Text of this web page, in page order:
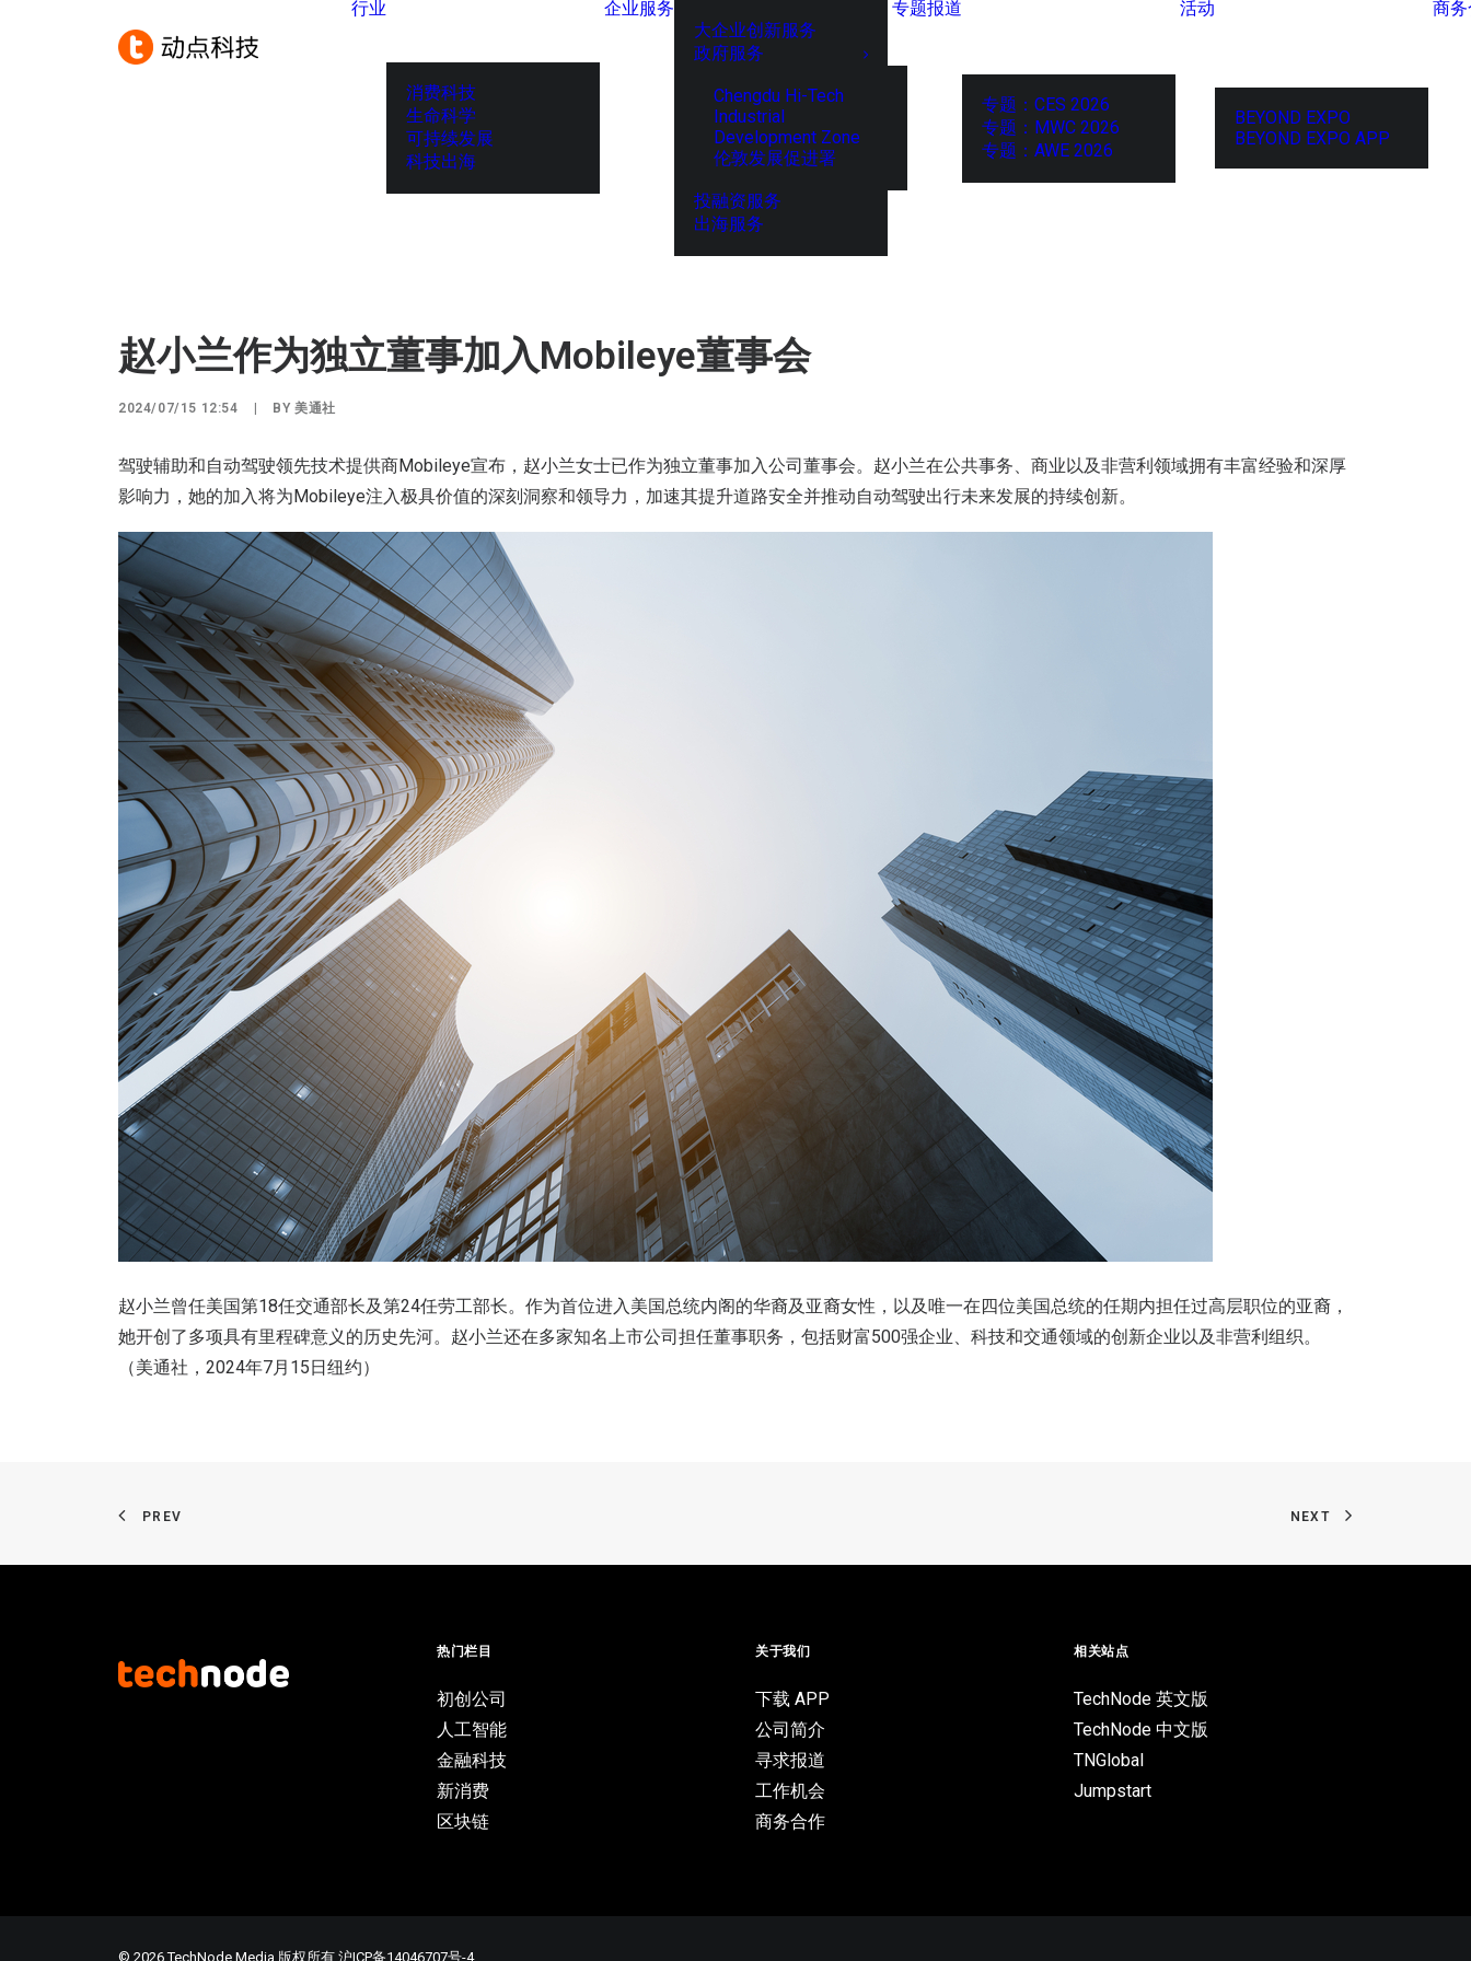
行业
消费科技
生命科学
可持续发展
科技出海
企业服务
大企业创新服务
政府服务
Chengdu Hi-Tech
Industrial
Development Zone
伦敦发展促进署
投融资服务
出海服务
专题报道
专题：CES 2026
专题：MWC 2026
专题：AWE 2026
活动
BEYOND EXPO
BEYOND EXPO APP
商
赵小兰作为独立董事加入Mobileye董事会
2024/07/15 12:54 BY美通社
驾驶辅助和自动驾驶领先技术提供商Mobileye宣布，赵小兰女士已作为独立董事加入公司董事会。赵小兰在公共事务、商业以及非营利领域拥有丰富经验和深厚
影响力，她的加入将为Mobileye注入极具价值的深刻洞察和领导力，加速其提升道路安全并推动自动驾驶出行未来发展的持续创新。
赵小兰曾任美国第18任交通部长及第24任劳工部长。作为首位进入美国总统内阁的华裔及亚裔女性，以及唯一在四位美国总统的任期内担任过高层职位的亚裔，
她开创了多项具有里程碑意义的历史先河。赵小兰还在多家知名上市公司担任董事职务，包括财富500强企业、科技和交通领域的创新企业以及非营利组织。
（美通社，2024年7月15日纽约）
PREV NEXT
热门栏目
初创公司
人工智能
金融科技
新消费
区块链
关于我们
下载 APP
公司简介
寻求报道
工作机会
商务合作
相关站点
TechNode 英文版
TechNode 中文版
TNGlobal
Jumpstart
© 2026 TechNode Media 版权所有 沪ICP备14046707号-4